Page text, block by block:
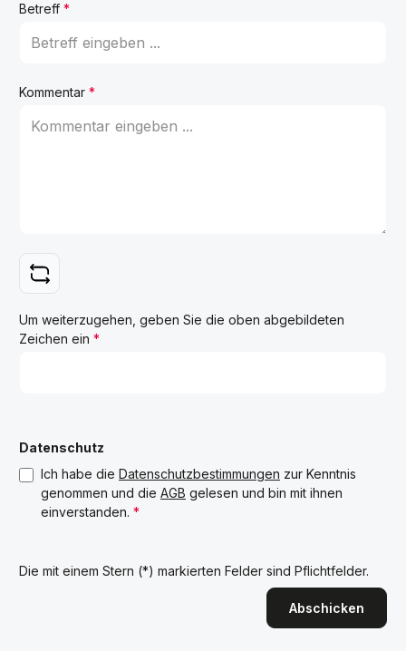
Betreff *
Kommentar *
Um weiterzugehen, geben Sie die oben abgebildeten
Zeichen ein *
Datenschutz
Ich habe die Datenschutzbestimmungen zur Kenntnis
genommen und die AGB gelesen und bin mit ihnen
einverstanden. *
Die mit einem Stern (*) markierten Felder sind Pflichtfelder.
Abschicken